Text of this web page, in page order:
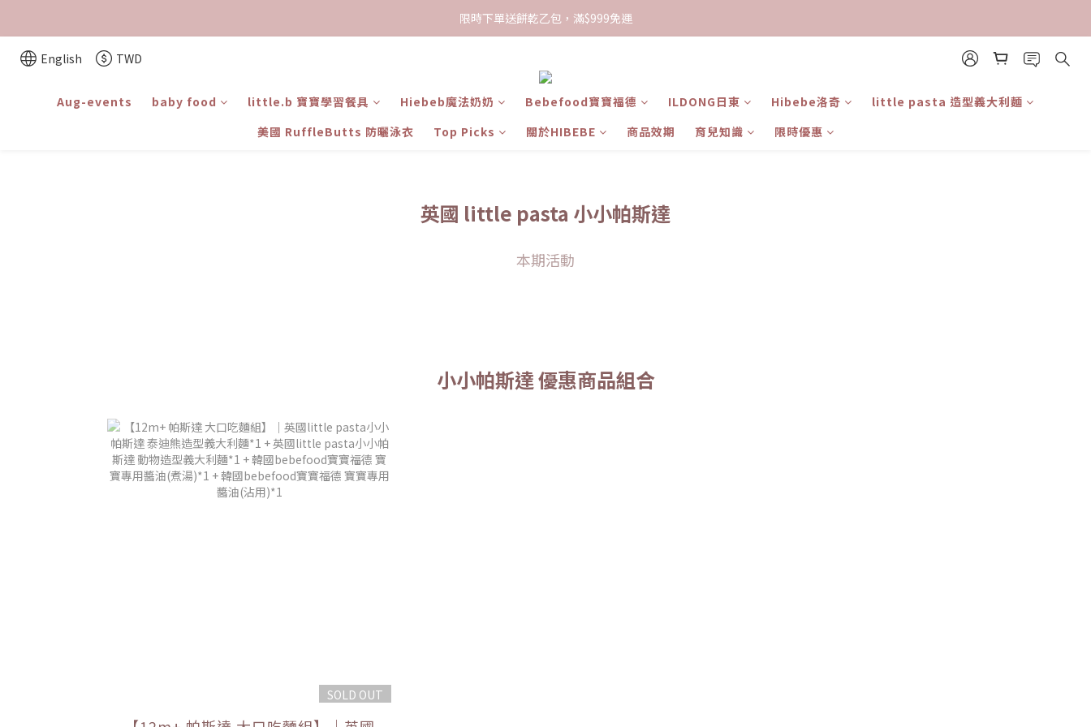
限時下單送餅乾乙包，滿$999免運
限時下單送餅乾乙包，滿$999免運
English TWD
Aug-events baby food little.b 寶寶學習餐具 Hiebeb魔法奶奶 Bebefood寶寶福德 ILDONG日東 Hibebe洛奇
little pasta 造型義大利麵
美國 RuffleButts 防曬泳衣
Top Picks 關於HIBEBE 商品效期 育兒知識 限時優惠
英國 little pasta 小小帕斯達
本期活動
小小帕斯達 優惠商品組合
SOLD OUT